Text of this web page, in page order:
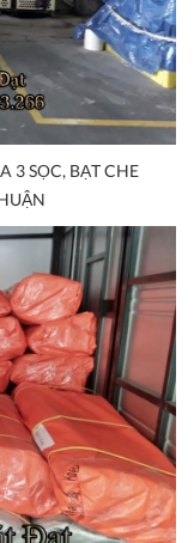
3 SỌC, BẠT CHE